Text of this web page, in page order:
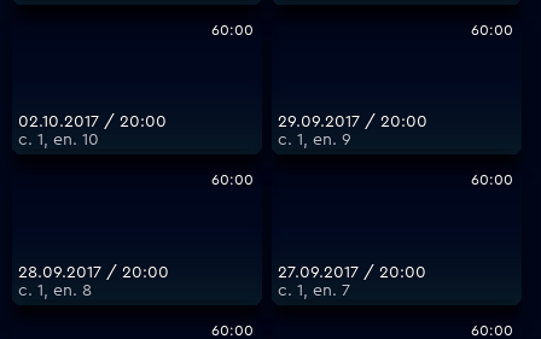
60:00
02.10.2017 / 20:00
с. 1, еп. 10
60:00
29.09.2017 / 20:00
с. 1, еп. 9
60:00
28.09.2017 / 20:00
с. 1, еп. 8
60:00
27.09.2017 / 20:00
с. 1, еп. 7
60:00 60:00